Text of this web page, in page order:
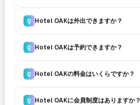
Q Hotel OAKは外出できますか？
Q Hotel OAKは予約できますか？
Q Hotel OAKの料金はいくらですか？
Q Hotel OAKに会員制度はありますか？